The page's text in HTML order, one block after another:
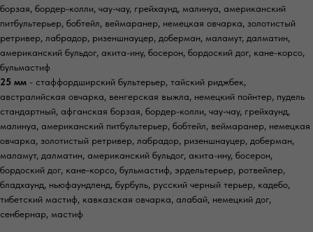
борзая, бордер-колли, чау-чау, грейхаунд, малинуа, американский
питбультерьер, бобтейл, веймаранер, немецкая овчарка, золотистый
ретривер, лабрадор, ризеншнауцер, доберман, маламут, далматин,
американский бульдог, акита-ину, босерон, бордоский дог, кане-корсо,
бульмастиф
25 мм - стаффордширский бультерьер, тайский риджбек,
австралийская овчарка, венгерская выжла, немецкий пойнтер, пудель
стандартный, афганская борзая, бордер-колли, чау-чау, грейхаунд,
малинуа, американский питбультерьер, бобтейл, веймаранер, немецкая
овчарка, золотистый ретривер, лабрадор, ризеншнауцер, доберман,
маламут, далматин, американский бульдог, акита-ину, босерон,
бордоский дог, кане-корсо, бульмастиф, эрдельтерьер, ротвейлер,
бладхаунд, ньюфаундленд, бурбуль, русский черный терьер, кадебо,
тибетский мастиф, кавказская овчарка, алабай, немецкий дог,
сенбернар, мастиф